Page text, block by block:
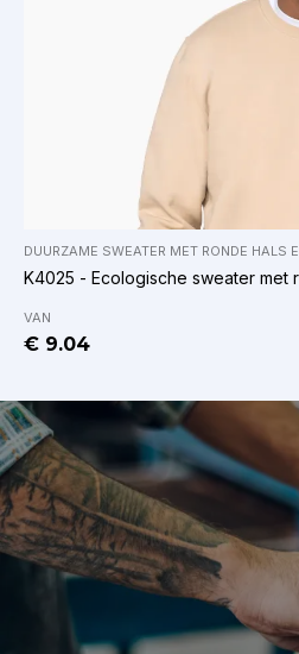
DUURZAME SWEATER MET RONDE HALS
K4025 - Ecologische sweater met
VAN
€ 9.04